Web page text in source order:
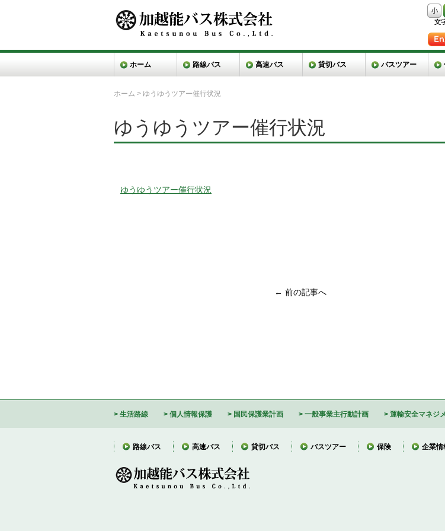
ホーム 路線バス 高速バス 貸切バス バスツアー
ホーム > ゆうゆうツアー催行状況
ゆうゆうツアー催行状況
ゆうゆうツアー催行状況
← 前の記事へ
生活路線 個人情報保護 国民保護業計画 一般事業主行動計画 運輸安全マネジ
路線バス 高速バス 貸切バス バスツアー 保険 企業情